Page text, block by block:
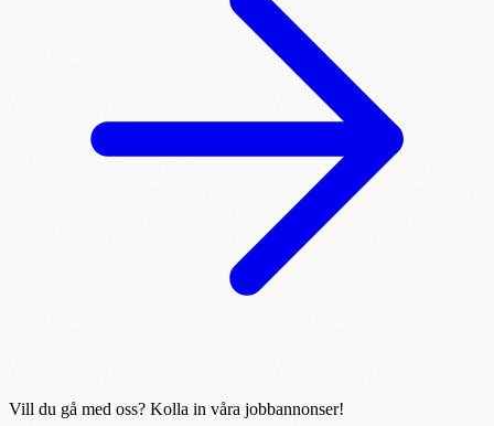
Vill du gå med oss? Kolla in våra jobbannonser!